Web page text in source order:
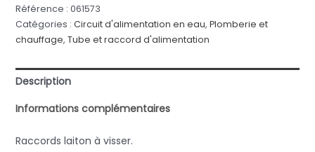
Référence : 061573
Catégories : Circuit d'alimentation en eau, Plomberie et
chauffage, Tube et raccord d'alimentation
Description
Informations complémentaires
Raccords laiton à visser.